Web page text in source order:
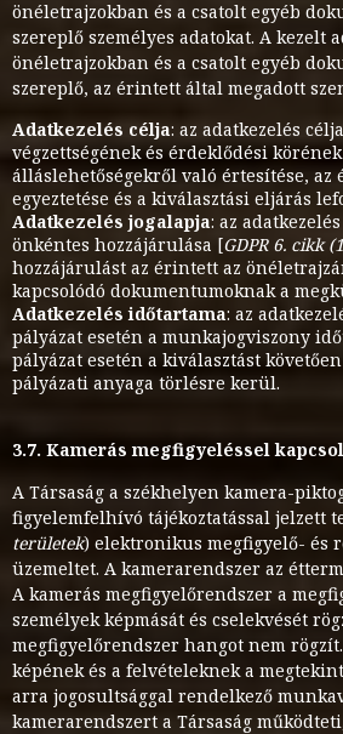
önéletrajzokban és a csatolt egyéb
szereplő személyes adatokat. A kezelt
önéletrajzokban és a csatolt egyéb
szereplő, az érintett által megadott
Adatkezelés célja: az adatkezelés
végzettségének és érdeklődési
álláslehetőségekről való értesítése,
egyeztetése és a kiválasztási eljárás
Adatkezelés jogalapja: az
önkéntes hozzájárulása [GDPR 6. cikk
hozzájárulást az érintett az
kapcsolódó dokumentumoknak a
Adatkezelés időtartama: az
pályázat esetén a munkajogviszony
pályázat esetén a kiválasztást
pályázati anyaga törlésre kerül.
3.7. Kamerás megfigyeléssel
A Társaság a székhelyen kamera-
figyelemfelhívó tájékoztatással jelzett
területek) elektronikus megfigyelő- és
üzemeltet. A kamerarendszer az
A kamerás megfigyelőrendszer a
személyek képmását és cselekvését
megfigyelőrendszer hangot nem
képének és a felvételeknek a
arra jogosultsággal rendelkező
kamerarendszert a Társaság